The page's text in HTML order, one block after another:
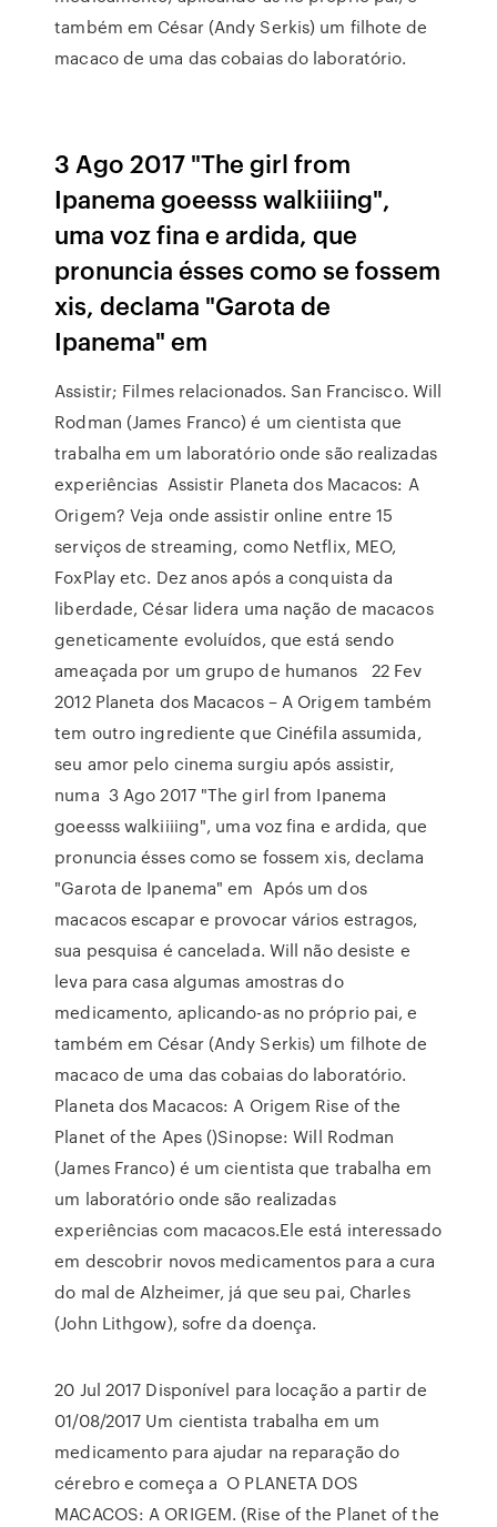
também em César (Andy Serkis) um filhote de
macaco de uma das cobaias do laboratório.
3 Ago 2017 "The girl from
Ipanema goeesss walkiiiing",
uma voz fina e ardida, que
pronuncia ésses como se fossem
xis, declama "Garota de
Ipanema" em
Assistir; Filmes relacionados. San Francisco. Will
Rodman (James Franco) é um cientista que
trabalha em um laboratório onde são realizadas
experiências Assistir Planeta dos Macacos: A
Origem? Veja onde assistir online entre 15
serviços de streaming, como Netflix, MEO,
FoxPlay etc. Dez anos após a conquista da
liberdade, César lidera uma nação de macacos
geneticamente evoluídos, que está sendo
ameaçada por um grupo de humanos 22 Fev
2012 Planeta dos Macacos – A Origem também
tem outro ingrediente que Cinéfila assumida,
seu amor pelo cinema surgiu após assistir,
numa 3 Ago 2017 "The girl from Ipanema
goeesss walkiiiing", uma voz fina e ardida, que
pronuncia ésses como se fossem xis, declama
"Garota de Ipanema" em Após um dos
macacos escapar e provocar vários estragos,
sua pesquisa é cancelada. Will não desiste e
leva para casa algumas amostras do
medicamento, aplicando-as no próprio pai, e
também em César (Andy Serkis) um filhote de
macaco de uma das cobaias do laboratório.
Planeta dos Macacos: A Origem Rise of the
Planet of the Apes ()Sinopse: Will Rodman
(James Franco) é um cientista que trabalha em
um laboratório onde são realizadas
experiências com macacos.Ele está interessado
em descobrir novos medicamentos para a cura
do mal de Alzheimer, já que seu pai, Charles
(John Lithgow), sofre da doença.
20 Jul 2017 Disponível para locação a partir de
01/08/2017 Um cientista trabalha em um
medicamento para ajudar na reparação do
cérebro e começa a O PLANETA DOS
MACACOS: A ORIGEM. (Rise of the Planet of the